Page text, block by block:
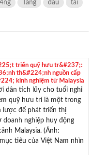
thiện, nhiệt tình,
Tăng đầu tài
triển quỹ hưu tr&#237;:
th&#224;nh nguồn cấp
kinh nghiệm từ Malaysia
dân tích lũy cho tuổi nghỉ
quỹ hưu trí là một trong
lược để phát triển thị
nghiệp huy động
Malaysia. (Ảnh:
tiêu của Việt Nam nhìn